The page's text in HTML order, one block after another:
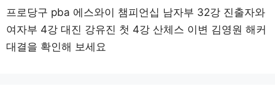
프로당구 pba 에스와이 챔피언십 남자부 32강 진출자와
여자부 4강 대진 강유진 첫 4강 산체스 이변 김영원 해커
대결을 확인해 보세요